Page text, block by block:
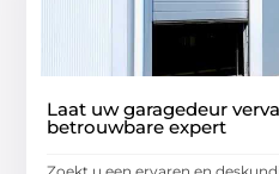
Laat uw garagedeur
betrouwbare expert